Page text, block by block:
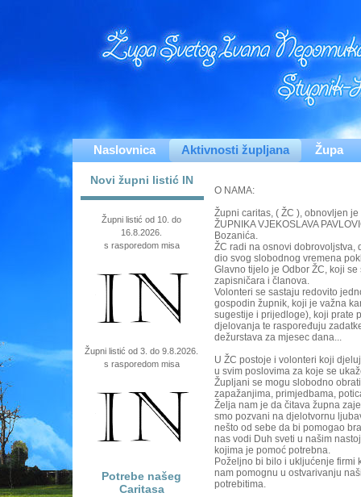
Naslovnica Aktivnosti župljana Župa
Novi župni listić IN
Župni listić od 10. do
16.8.2026.
s rasporedom misa
Župni listić od 3. do 9.8.2026.
s rasporedom misa
Potrebe našeg
Caritasa
O NAMA:
Župni caritas, ( ŽC ), obnovljen
ŽUPNIKA VJEKOSLAVA
Bozanića.
ŽC radi na osnovi dobrovoljstva,
dio svog slobodnog vremena
Glavno tijelo je Odbor ŽC, koji
zapisničara i članova.
Volonteri se sastaju redovito
gospodin župnik, koji je važna
sugestije i prijedloge), koji prate
djelovanja te raspoređuju
dežurstava za mjesec dana...
U ŽC postoje i volonteri koji
u svim poslovima za koje se
Župljani se mogu slobodno
zapažanjima, primjedbama,
Želja nam je da čitava župna
smo pozvani na djelotvornu
nešto od sebe da bi pomogao
nas vodi Duh sveti u našim
kojima je pomoć potrebna.
Poželjno bi bilo i ukljućenje firmi
nam pomognu u ostvarivanju
potrebitima.